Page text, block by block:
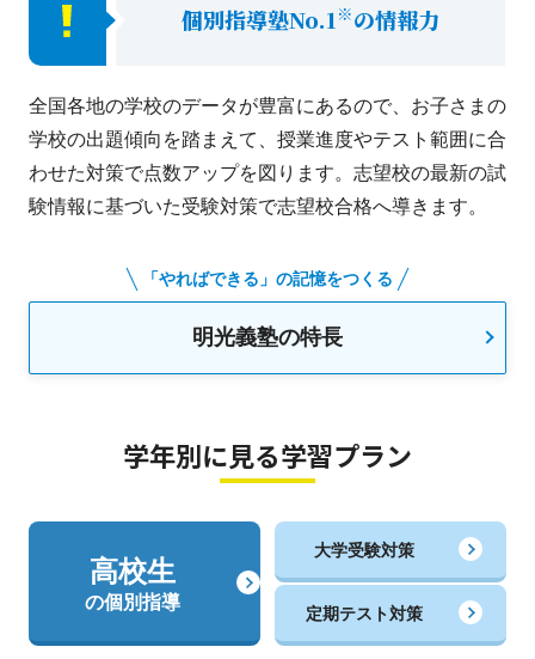
個別指導塾No.1 ※の情報力
全国各地の学校のデータが豊富にあるので、お子さまの
学校の出題傾向を踏まえて、授業進度やテスト範囲に合
わせた対策で点数アップを図ります。志望校の最新の試
験情報に基づいた受験対策で志望校合格へ導きます。
「やればできる」の記憶をつくる
明光義塾の特長
学年別に見る学習プラン
高校生
の個別指導
大学受験対策
定期テスト対策